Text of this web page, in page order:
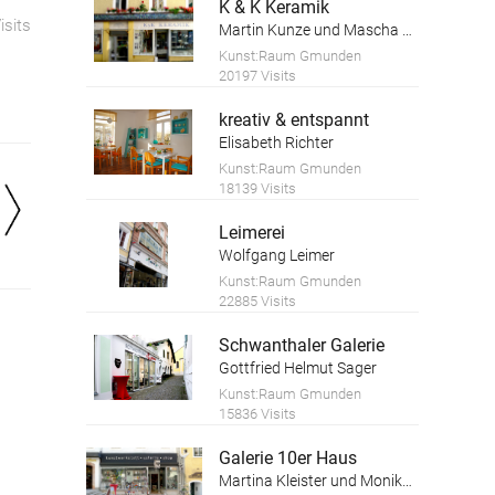
K & K Keramik
Kunst:Raum Gmunden
20197 Visits
kreativ & entspannt
Elisabeth Richter
Kunst:Raum Gmunden
18139 Visits
Leimerei
Wolfgang Leimer
Kunst:Raum Gmunden
22885 Visits
Schwanthaler Galerie
Gottfried Helmut Sager
Kunst:Raum Gmunden
15836 Visits
Galerie 10er Haus